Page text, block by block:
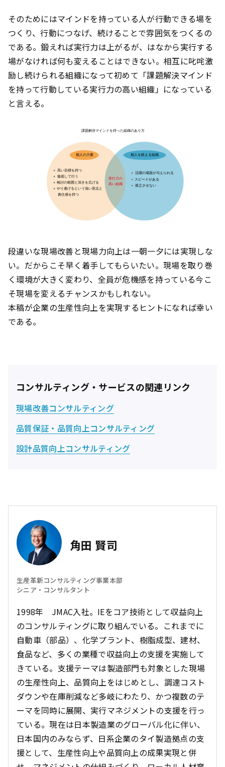
そのためにはマインドを持っている人が行動できる場を
つくり、行動につなげ、続けることで雰囲気をつくるの
である。鍛えれば実行力は上がるが、はなから実行する
場がなければ何も変えることはできない。相互に叱咤激
励し続けられる組織になって初めて「課題解決マインド
を持って行動している実行力の高い組織」になっている
と言える。
段違いな現場改善と現場力向上は一朝一夕には実現しな
い。だからこそ早く着手してもらいたい。現場を取り巻
く環境が大きく変わり、全員が危機感を持っている今こ
そ現場を変えるチャンスかもしれない。
本稿が企業の生産性向上を実現するヒントになれば幸い
である。
コンサルティング・サービスの関連リンク
現場改善コンサルティング
品質保証・品質向上コンサルティング
設計品質向上コンサルティング
角田 賢司
生産革新コンサルティング事業本部
シニア・コンサルタント
1998年 JMAC入社。IEをコア技術として収益向上
のコンサルティングに取り組んでいる。これまでに
自動車（部品）、化学プラント、樹脂成型、建材、
食品など、多くの業種で収益向上の支援を実施して
きている。支援テーマは製造部門も対象とした現場
の生産性向上、品質向上をはじめとし、調達コスト
ダウンや在庫削減など多岐にわたり、かつ複数のテ
ーマを同時に展開、実行マネジメントの支援を行っ
ている。現在は日本製造業のグローバル化に伴い、
日本国内のみならず、日系企業のタイ製造拠点の支
援として、生産性向上や品質向上の成果実現と併